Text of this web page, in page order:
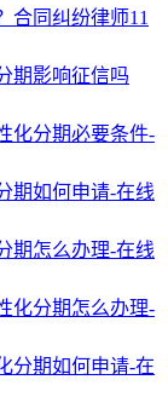
合同纠纷律师11
期影响征信吗
化分期必要条件-
期如何申请-在线
期怎么办理-在线
化分期怎么办理-
分期如何申请-在